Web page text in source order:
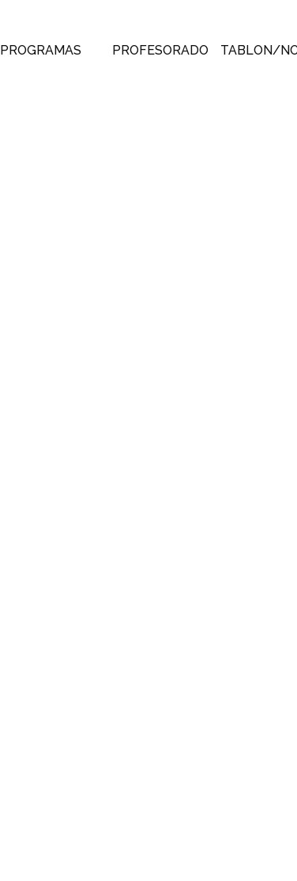
PROGRAMAS PROFESORADO TABLON/